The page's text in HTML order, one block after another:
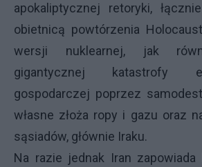
apokaliptycznej retoryki,
obietnicą powtórzenia
wersji nuklearnej, jak
gigantycznej katastrofy
gospodarczej poprzez
własne złoża ropy i gazu oraz
sąsiadów, głównie Iraku.
Na razie jednak Iran zapowiada